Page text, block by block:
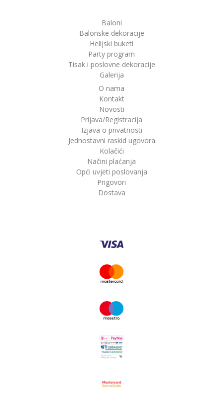
Baloni
Balonske dekoracije
Helijski buketi
Party program
Tisak i poslovne dekoracije
Galerija
O nama
Kontakt
Novosti
Prijava/Registracija
Izjava o privatnosti
Jednostavni raskid ugovora
Kolačići
Načini plaćanja
Opći uvjeti poslovanja
Prigovori
Dostava